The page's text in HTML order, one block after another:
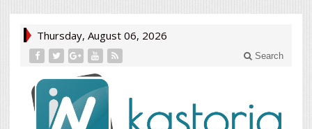
Thursday, August 06, 2026
Search